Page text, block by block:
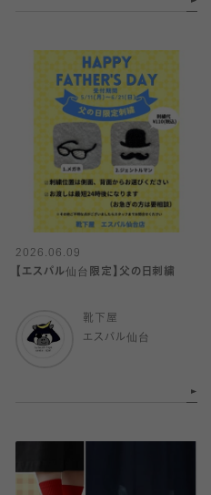
2026.06.09
【エスパル仙台限定】父の日刺繍
靴下屋
エスパル仙台